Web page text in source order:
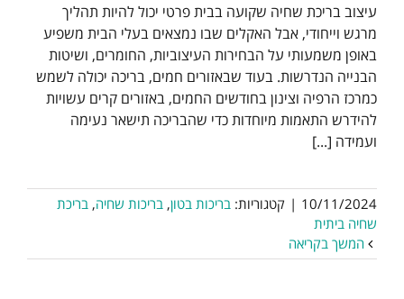
עיצוב בריכת שחיה שקועה בבית פרטי יכול להיות תהליך
מרגש וייחודי, אבל האקלים שבו נמצאים בעלי הבית משפיע
באופן משמעותי על הבחירות העיצוביות, החומרים, ושיטות
הבנייה הנדרשות. בעוד שבאזורים חמים, בריכה יכולה לשמש
כמרכז הרפיה וצינון בחודשים החמים, באזורים קרים עשויות
להידרש התאמות מיוחדות כדי שהבריכה תישאר נעימה
ועמידה [...]
10/11/2024
| קטגוריות: בריכות בטון, בריכות שחיה, בריכת
שחיה ביתית
המשך בקריאה